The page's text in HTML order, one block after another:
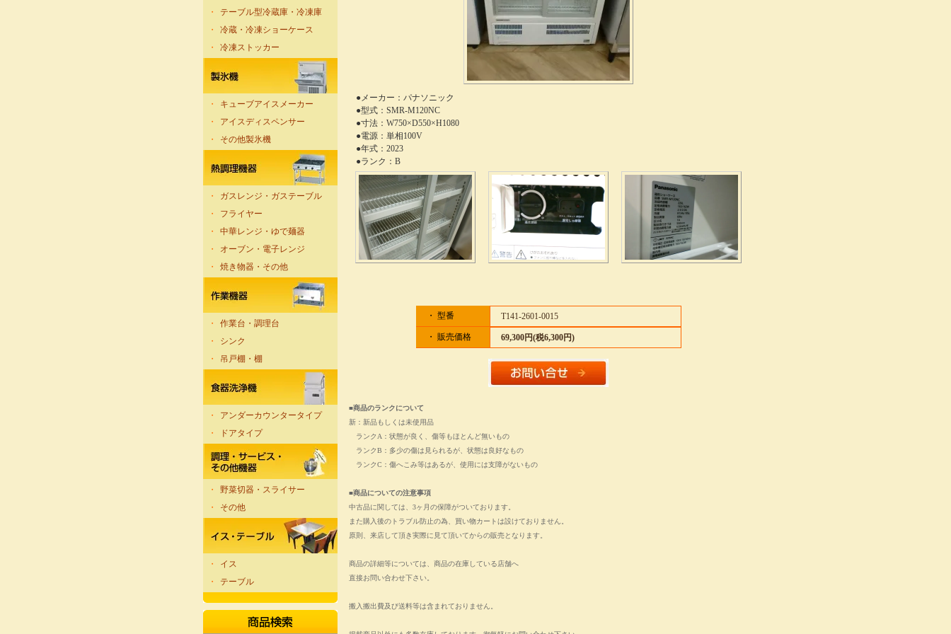
・
テーブル型冷蔵庫・冷凍庫
・
冷蔵・冷凍ショーケース
・
冷凍ストッカー
・
キューブアイスメーカー
・
アイスディスペンサー
・
その他製氷機
・
ガスレンジ・ガステーブル
・
フライヤー
・
中華レンジ・ゆで麺器
・
オーブン・電子レンジ
・
焼き物器・その他
・
作業台・調理台
・
シンク
・
吊戸棚・棚
・
アンダーカウンタータイプ
・
ドアタイプ
・
野菜切器・スライサー
・
その他
・
イス
・
テーブル
●メーカー：パナソニック
●型式：SMR-M120NC
●寸法：W750×D550×H1080
●電源：単相100V
●年式：2023
●ランク：B
・ 型番 T141-2601-0015
・ 販売価格 69,300円(税6,300円)
■商品のランクについて
新：新品もしくは未使用品
ランクA：状態が良く、傷等もほとんど無いもの
ランクB：多少の傷は見られるが、状態は良好なもの
ランクC：傷へこみ等はあるが、使用には支障がないもの
■商品についての注意事項
中古品に関しては、3ヶ月の保障がついております。
また購入後のトラブル防止の為、買い物カートは設けておりません。
原則、来店して頂き実際に見て頂いてからの販売となります。
商品の詳細等については、商品の在庫している店舗へ
直接お問い合わせ下さい。
搬入搬出費及び送料等は含まれておりません。